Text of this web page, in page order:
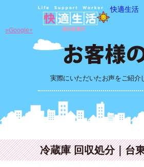
快適生活
実際にいただいたお声をご紹介
»Google+
冷蔵庫 回収処分｜台